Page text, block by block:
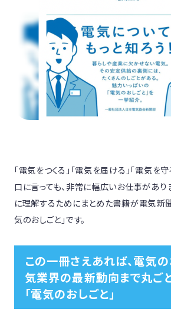
「電気をつくる」「電気を届ける」「電気を
口に言っても、非常に幅広いお仕事があり
に理解するためにまとめた書籍が電気新
気のおしごと」です。
この一冊さえあれば、電気
気業界の最新動向まで丸ご
「電気のおしごと」